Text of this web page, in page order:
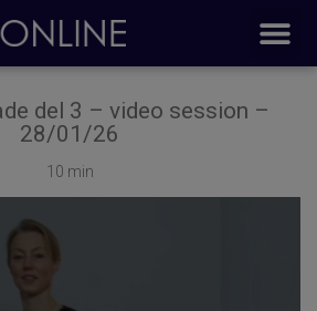
del 3 – video session –
28/01/26
10 min